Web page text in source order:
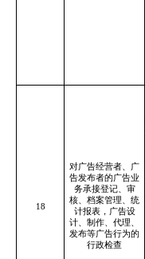
18
对广告经营者、广
告发布者的广告业
务承接登记、审
核、档案管理、统
计报表，广告设
计、制作、代理、
发布等广告行为的
行政检查